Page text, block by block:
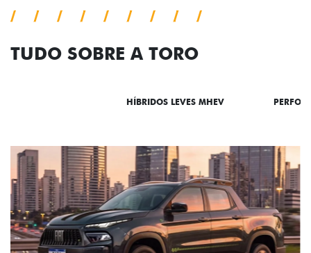
TUDO SOBRE A TORO
HÍBRIDOS LEVES MHEV